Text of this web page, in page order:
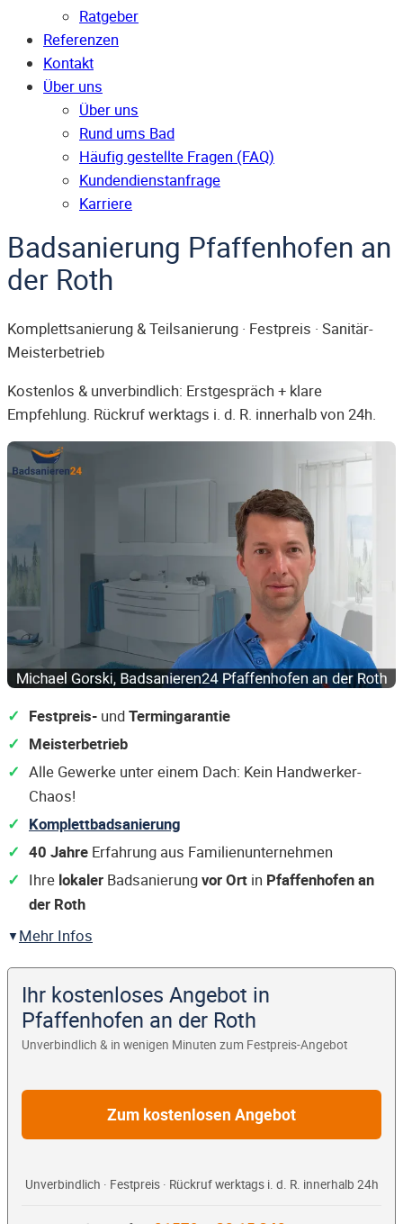
Ratgeber
Referenzen
Kontakt
Über uns
Über uns
Rund ums Bad
Häufig gestellte Fragen (FAQ)
Kunden­dienst­anfrage
Karriere
Badsanierung Pfaffenhofen an
der Roth
Komplettsanierung & Teilsanierung · Festpreis · Sanitär-
Meisterbetrieb
Kostenlos & unverbindlich: Erstgespräch + klare
Empfehlung. Rückruf werktags i. d. R. innerhalb von 24h.
Festpreis- undTermingarantie
Meisterbetrieb
Alle Gewerke unter einem Dach: Kein Handwerker-
Chaos!
Komplettbadsanierung
40 Jahre Erfahrung aus Familienunternehmen
Ihre lokaler Badsanierungvor Ort in Pfaffenhofen an
der Roth
Mehr Infos
Ihr kostenloses Angebot in
Pfaffenhofen an der Roth
Unverbindlich & in wenigen Minuten zum Festpreis-Angebot
Zum kostenlosen Angebot
Unverbindlich · Festpreis · Rückruf werktags i. d. R. innerhalb 24h